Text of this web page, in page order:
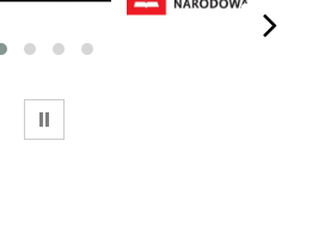
next
WSTRZYMAJ